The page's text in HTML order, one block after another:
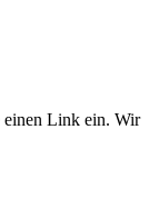
einen Link ein. Wir